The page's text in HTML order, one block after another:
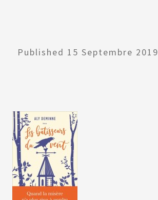
Published 15 Septembre 2019